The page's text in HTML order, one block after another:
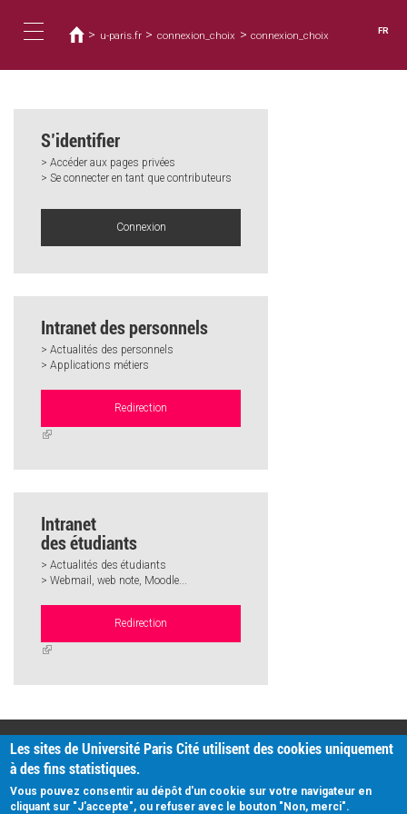
contenu
navigation
êtes
ici
> u-paris.fr > connexion_choix > connexion_choix FR
S’identifier
> Accéder aux pages privées
> Se connecter en tant que contributeurs
Connexion
Intranet des personnels
> Actualités des personnels
> Applications métiers
Redirection
(link
Intranet
des étudiants
> Actualités des étudiants
> Webmail, web note, Moodle...
Redirection
(link
PRATIQUE
Plan d'accès
Intranet
Mentions légales
Données personnelles
Les sites de Université Paris Cité utilisent des cookies uniquement
à des fins statistiques.
Vous pouvez consentir au dépôt d'un cookie sur votre navigateur en
cliquant sur "J'accepte", ou refuser avec le bouton "Non, merci".